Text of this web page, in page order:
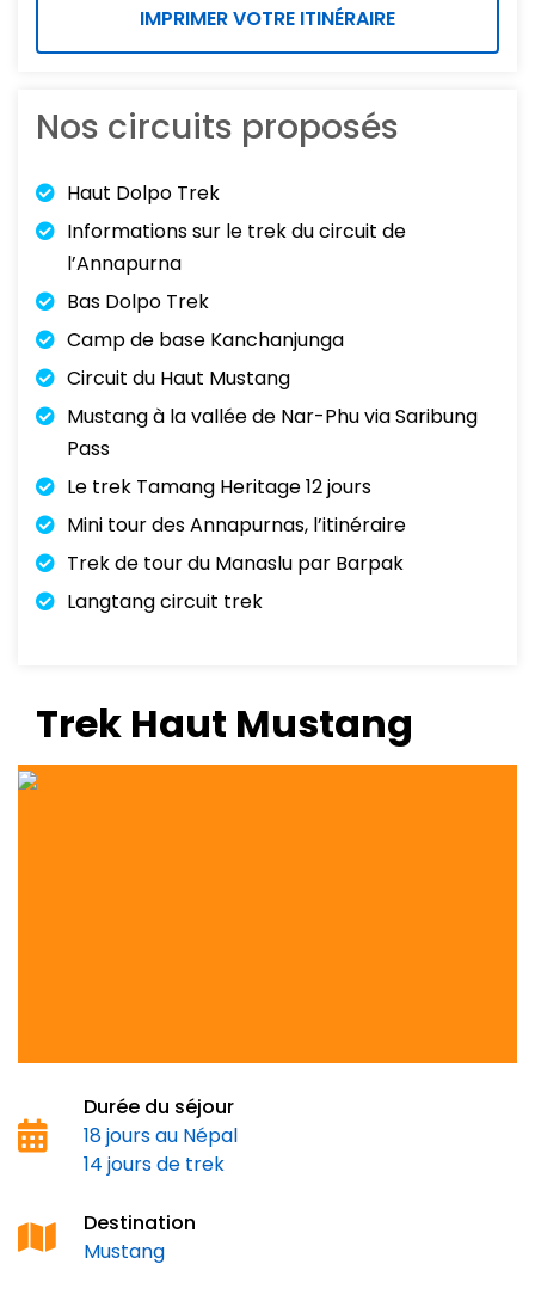
Trek Haut Mustang
Durée du séjour
18 jours au Népal
14 jours de trek
Destination
Mustang
IMPRIMER VOTRE ITINÉRAIRE
Nos circuits proposés
Haut Dolpo Trek
Informations sur le trek du circuit de
l’Annapurna
Bas Dolpo Trek
Camp de base Kanchanjunga
Circuit du Haut Mustang
Mustang à la vallée de Nar-Phu via Saribung
Pass
Le trek Tamang Heritage 12 jours
Mini tour des Annapurnas, l’itinéraire
Trek de tour du Manaslu par Barpak
Langtang circuit trek